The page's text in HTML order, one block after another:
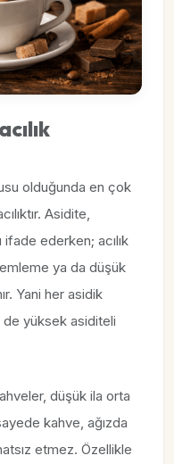
olduğunda en çok
Asidite,
ifade ederken; acılık
ya da düşük
Yani her asidik
de yüksek asiditeli
düşük ila orta
kahve, ağızda
etmez. Özellikle